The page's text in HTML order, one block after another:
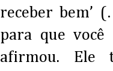
receber bem’
para que você
afirmou. Ele